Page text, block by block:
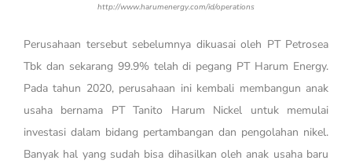
http://www.harumenergy.com/id/operations
Perusahaan tersebut sebelumnya dikuasai oleh PT Petrosea
Tbk dan sekarang 99.9% telah di pegang PT Harum Energy.
Pada tahun 2020, perusahaan ini kembali membangun anak
usaha bernama PT Tanito Harum Nickel untuk memulai
investasi dalam bidang pertambangan dan pengolahan nikel.
Banyak hal yang sudah bisa dihasilkan oleh anak usaha baru